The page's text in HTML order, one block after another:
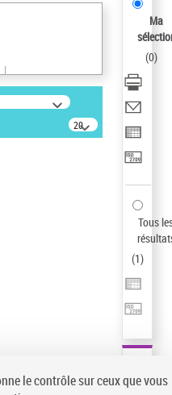
20
résultats/page
Ma
(0)
Tous
(1)
le contrôle sur ceux que vous